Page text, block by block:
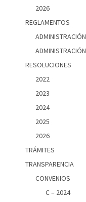
2026
REGLAMENTOS
RESOLUCIONES
2022
2023
2024
2025
2026
TRÁMITES
TRANSPARENCIA
CONVENIOS
C – 2024